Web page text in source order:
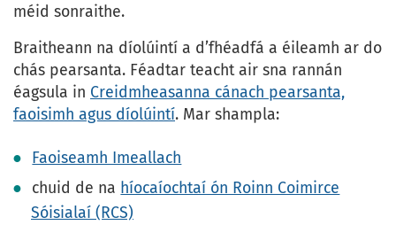
méid sonraithe.
Braitheann na díolúintí a d’fhéadfá a éileamh ar do
chás pearsanta. Féadtar teacht air sna rannán
éagsula in Creidmheasanna cánach pearsanta,
faoisimh agus díolúintí. Mar shampla:
Faoiseamh Imeallach
chuid de na híocaíochtaí ón Roinn Coimirce
Sóisialaí (RCS)